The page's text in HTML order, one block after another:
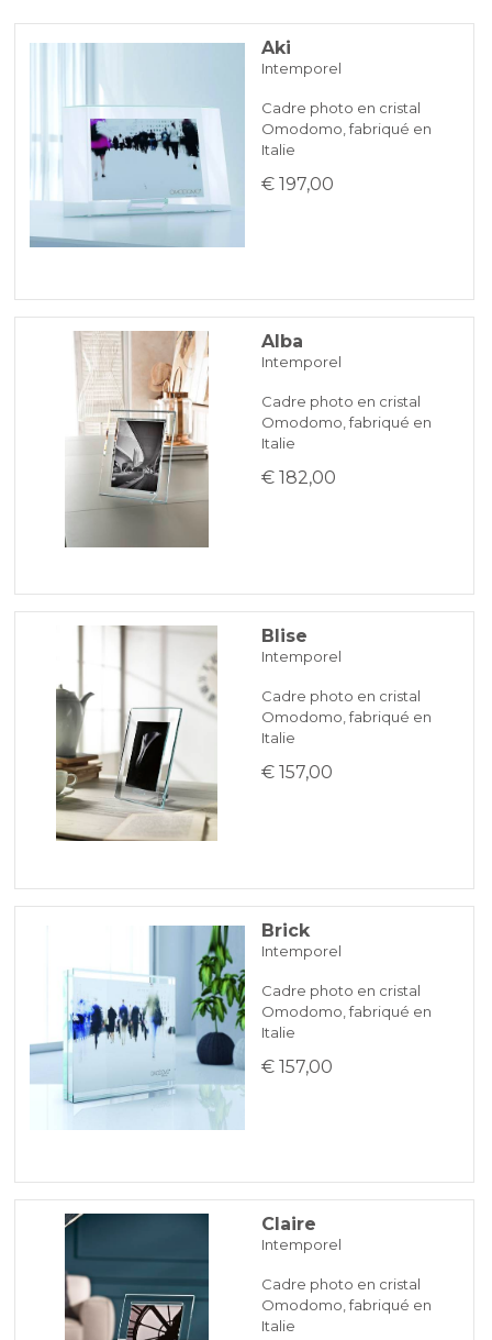
35 €
Aki
Intemporel
Cadre photo en cristal
Omodomo, fabriqué en
Italie
€ 197,00
Alba
Intemporel
Cadre photo en cristal
Omodomo, fabriqué en
Italie
€ 182,00
Blise
Intemporel
Cadre photo en cristal
Omodomo, fabriqué en
Italie
€ 157,00
Brick
Intemporel
Cadre photo en cristal
Omodomo, fabriqué en
Italie
€ 157,00
Claire
Intemporel
Cadre photo en cristal
Omodomo, fabriqué en
Italie